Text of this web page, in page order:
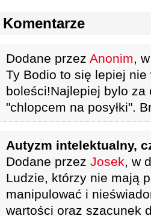
Komentarze
Dodane przez Anonim,
Ty Bodio to się lepiej
boleści!Najlepiej bylo za
"chlopcem na posyłki".
Autyzm intelektualny,
Dodane przez Josek, w
Ludzie, którzy nie mają
manipulować i
wartości oraz szacunek